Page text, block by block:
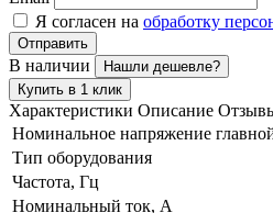
Я согласен на обработку
Отправить
В наличии
Нашли дешевле?
Купить в 1 клик
Характеристики Описание
Номинальное напряжение
Тип оборудования
Частота, Гц
Номинальный ток, А